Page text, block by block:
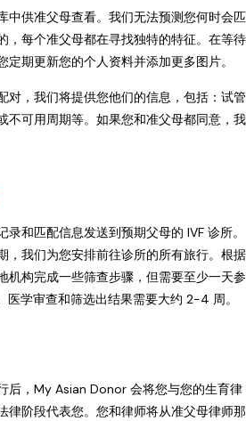
中供准父母查看。我们无法预测您何时会匹
，每个准父母都在寻找独特的特征。在等待
期更新您的个人资料并添加更多图片。
对，我们将提供您他们的信息，包括：试管
不可用周期等。如果您和准父母都同意，我
和匹配信息发送到预期父母的 IVF 诊所。
，我们为您安排前往诊所的所有旅行。根据
机构完成一些筛查步骤，但需要至少一天参
医学审查和筛选出结果需要大约 2-4 周。
后，My Asian Donor 会将您与您的生育律
律阶段代表您。您和律师将从准父母律师那